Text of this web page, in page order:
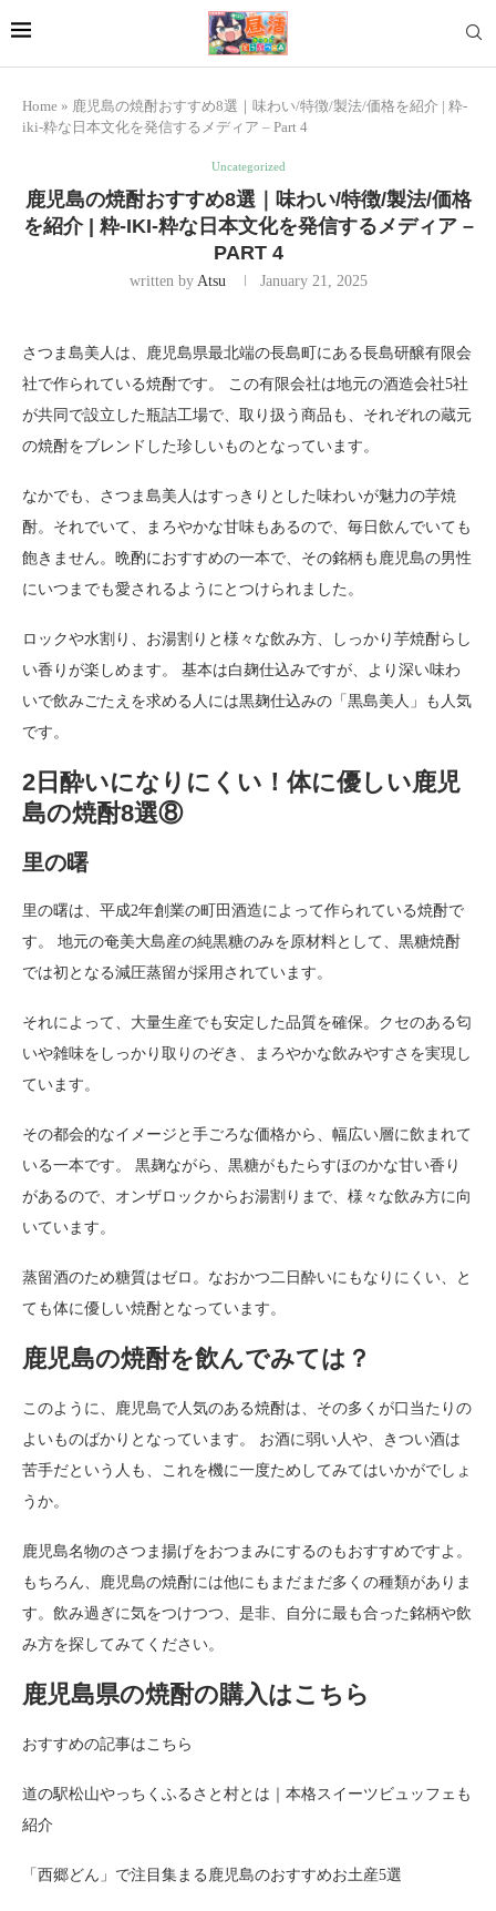
Home » 鹿児島の焼酎おすすめ8選｜味わい/特徴/製法/価格を紹介 | 粋-
iki-粋な日本文化を発信するメディア – Part 4
Uncategorized
鹿児島の焼酎おすすめ8選｜味わい/特徴/製法/価格
を紹介 | 粋-IKI-粋な日本文化を発信するメディア –
PART 4
written by Atsu January 21, 2025
さつま島美人は、鹿児島県最北端の長島町にある長島研醸有限会
社で作られている焼酎です。 この有限会社は地元の酒造会社5社
が共同で設立した瓶詰工場で、取り扱う商品も、それぞれの蔵元
の焼酎をブレンドした珍しいものとなっています。
なかでも、さつま島美人はすっきりとした味わいが魅力の芋焼
酎。それでいて、まろやかな甘味もあるので、毎日飲んでいても
飽きません。晩酌におすすめの一本で、その銘柄も鹿児島の男性
にいつまでも愛されるようにとつけられました。
ロックや水割り、お湯割りと様々な飲み方、しっかり芋焼酎らし
い香りが楽しめます。 基本は白麹仕込みですが、より深い味わ
いで飲みごたえを求める人には黒麹仕込みの「黒島美人」も人気
です。
2日酔いになりにくい！体に優しい鹿児
島の焼酎8選⑧
里の曙
里の曙は、平成2年創業の町田酒造によって作られている焼酎で
す。 地元の奄美大島産の純黒糖のみを原材料として、黒糖焼酎
では初となる減圧蒸留が採用されています。
それによって、大量生産でも安定した品質を確保。クセのある匂
いや雑味をしっかり取りのぞき、まろやかな飲みやすさを実現し
ています。
その都会的なイメージと手ごろな価格から、幅広い層に飲まれて
いる一本です。 黒麹ながら、黒糖がもたらすほのかな甘い香り
があるので、オンザロックからお湯割りまで、様々な飲み方に向
いています。
蒸留酒のため糖質はゼロ。なおかつ二日酔いにもなりにくい、と
ても体に優しい焼酎となっています。
鹿児島の焼酎を飲んでみては？
このように、鹿児島で人気のある焼酎は、その多くが口当たりの
よいものばかりとなっています。 お酒に弱い人や、きつい酒は
苦手だという人も、これを機に一度ためしてみてはいかがでしょ
うか。
鹿児島名物のさつま揚げをおつまみにするのもおすすめですよ。
もちろん、鹿児島の焼酎には他にもまだまだ多くの種類がありま
す。飲み過ぎに気をつけつつ、是非、自分に最も合った銘柄や飲
み方を探してみてください。
鹿児島県の焼酎の購入はこちら
おすすめの記事はこちら
道の駅松山やっちくふるさと村とは｜本格スイーツビュッフェも
紹介
「西郷どん」で注目集まる鹿児島のおすすめお土産5選